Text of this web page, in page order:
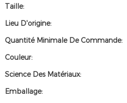
Taille:
Lieu D'origine:
Quantité Minimale De Commande:
Couleur:
Science Des Matériaux:
Emballage: